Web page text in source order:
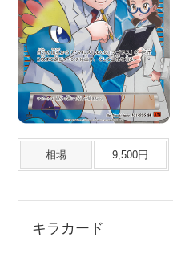
相場 9,500円
キラカード